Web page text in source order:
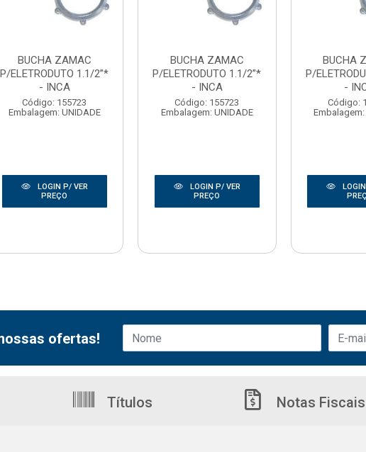
BUCHA ZAMAC
P/ELETRODUTO 1.1/2”*
- INCA
Código: 155723
Embalagem: UNIDADE
LOGIN P/ VER
PREÇO
BUCHA ZAMAC
P/ELETRODUTO 1.1/2”*
- INCA
Código: 155723
Embalagem: UNIDADE
LOGIN P/ VER
PREÇO
BUCHA
P/
-
Código:
Embalagem:
ofertas!
Títulos Notas Fiscais